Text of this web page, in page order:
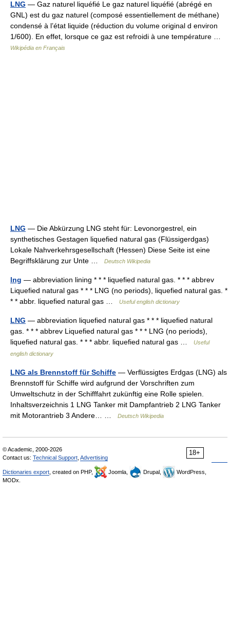
LNG — Gaz naturel liquéfié Le gaz naturel liquéfié (abrégé en
GNL) est du gaz naturel (composé essentiellement de méthane)
condensé à l’état liquide (réduction du volume original d environ
1/600). En effet, lorsque ce gaz est refroidi à une température …
Wikipédia en Français
LNG — Die Abkürzung LNG steht für: Levonorgestrel, ein
synthetisches Gestagen liquefied natural gas (Flüssigerdgas)
Lokale Nahverkehrsgesellschaft (Hessen) Diese Seite ist eine
Begriffsklärung zur Unte …
Deutsch Wikipedia
lng — abbreviation lining * * * liquefied natural gas. * * * abbrev
Liquefied natural gas * * * LNG (no periods), liquefied natural gas. *
* * abbr. liquefied natural gas …
Useful english dictionary
LNG — abbreviation liquefied natural gas * * * liquefied natural
gas. * * * abbrev Liquefied natural gas * * * LNG (no periods),
liquefied natural gas. * * * abbr. liquefied natural gas …
Useful
english dictionary
LNG als Brennstoff für Schiffe — Verflüssigtes Erdgas (LNG) als
Brennstoff für Schiffe wird aufgrund der Vorschriften zum
Umweltschutz in der Schifffahrt zukünftig eine Rolle spielen.
Inhaltsverzeichnis 1 LNG Tanker mit Dampfantrieb 2 LNG Tanker
mit Motorantrieb 3 Andere… …
Deutsch Wikipedia
18+
© Academic, 2000-2026
Contact us: Technical Support Advertising
Dictionaries export , created on PHP, Joomla, Drupal,
WordPress,
MODx.